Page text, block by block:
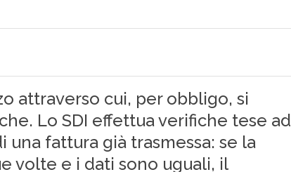
attraverso cui, per obbligo, si
Lo SDI effettua verifiche tese ad
fattura già trasmessa: se la
volte e i dati sono uguali, il